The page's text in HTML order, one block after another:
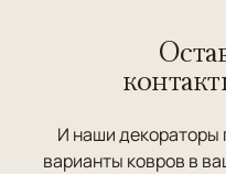
И наши декораторы
варианты ковров в